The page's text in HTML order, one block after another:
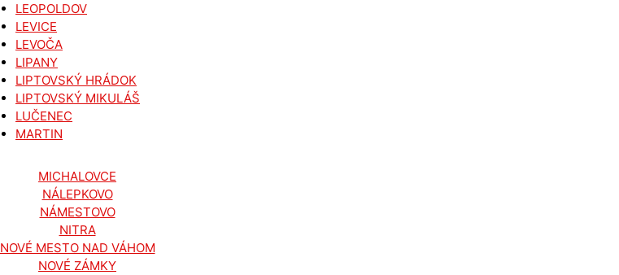
LEOPOLDOV
LEVICE
LEVOČA
LIPANY
LIPTOVSKÝ HRÁDOK
LIPTOVSKÝ MIKULÁŠ
LUČENEC
MARTIN
MICHALOVCE
NÁLEPKOVO
NÁMESTOVO
NITRA
NOVÉ MESTO NAD VÁHOM
NOVÉ ZÁMKY